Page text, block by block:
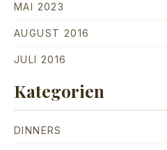
MAI 2023
AUGUST 2016
JULI 2016
Kategorien
DINNERS